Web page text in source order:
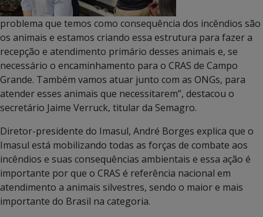
problema que temos como consequência dos incêndios são
os animais e estamos criando essa estrutura para fazer a
recepção e atendimento primário desses animais e, se
necessário o encaminhamento para o CRAS de Campo
Grande. Também vamos atuar junto com as ONGs, para
atender esses animais que necessitarem”, destacou o
secretário Jaime Verruck, titular da Semagro.
Diretor-presidente do Imasul, André Borges explica que o
Imasul está mobilizando todas as forças de combate aos
incêndios e suas consequências ambientais e essa ação é
importante por que o CRAS é referência nacional em
atendimento a animais silvestres, sendo o maior e mais
importante do Brasil na categoria.